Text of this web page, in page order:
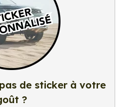
de sticker à votre
?